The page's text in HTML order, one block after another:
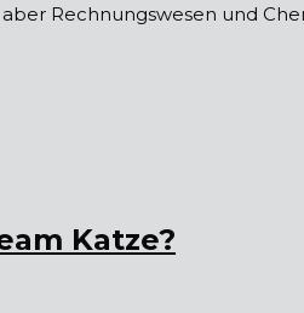
Rechnungswesen und
Katze?